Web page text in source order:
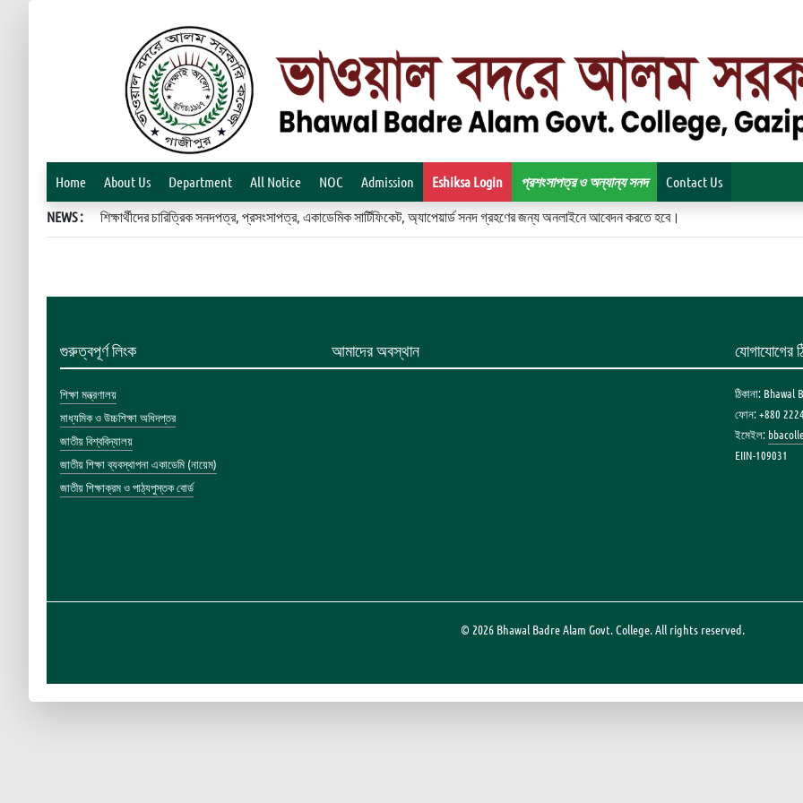
Home About Us Department All Notice NOC Admission Eshiksa Login প্রশংসাপত্র ও অন্যান্য সনদ Contact Us
NEWS : শিক্ষার্থীদের চারিত্রিক সনদপত্র, প্রসংসাপত্র, একাডেমিক সার্টিফিকেট, অ্যাপেয়ার্ড সনদ গ্রহণের জন্য অনলাইনে আবেদন করতে হবে।
গুরুত্বপূর্ণ লিংক
শিক্ষা মন্ত্রণালয়
মাধ্যমিক ও উচ্চশিক্ষা অধিদপ্তর
জাতীয় বিশ্ববিদ্যালয়
জাতীয় শিক্ষা ব্যবস্থাপনা একাডেমি (নায়েম)
জাতীয় শিক্ষাক্রম ও পাঠ্যপুস্তক বোর্ড
আমাদের অবস্থান যোগাযোগের
ঠিকানা:
ফোন: +880
ইমেইল:
EIIN-109031
© 2026 Bhawal Badre Alam Govt. College. All rights reserved.